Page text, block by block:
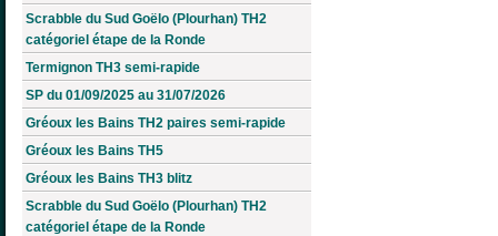
Scrabble du Sud Goëlo (Plourhan) TH2
catégoriel étape de la Ronde
Termignon TH3 semi-rapide
SP du 01/09/2025 au 31/07/2026
Gréoux les Bains TH2 paires semi-rapide
Gréoux les Bains TH5
Gréoux les Bains TH3 blitz
Scrabble du Sud Goëlo (Plourhan) TH2
catégoriel étape de la Ronde